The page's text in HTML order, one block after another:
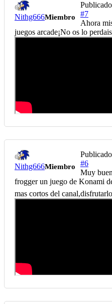
Nithg666Miembro
Publicado
#7
Ahora
juegos arcade¡No os lo
Nithg666Miembro
Publicado
#6
Muy
frogger un juego de Konami
mas cortos del canal,disfrutarlo